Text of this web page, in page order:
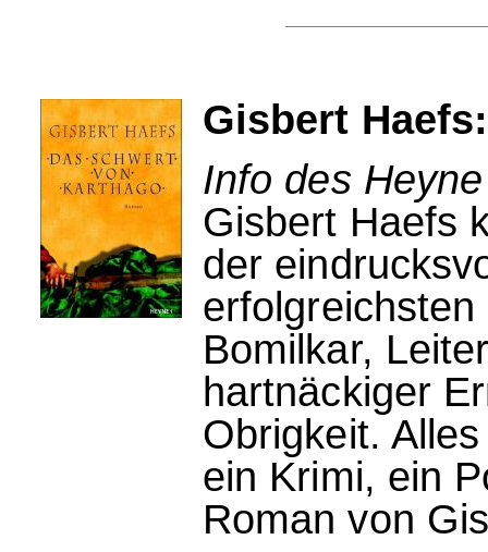
Gisbert
Info des
Gisbert Haefs
der
Bomilkar,
hartnäckiger
Obrigkeit.
ein Krimi, ein
Roman von